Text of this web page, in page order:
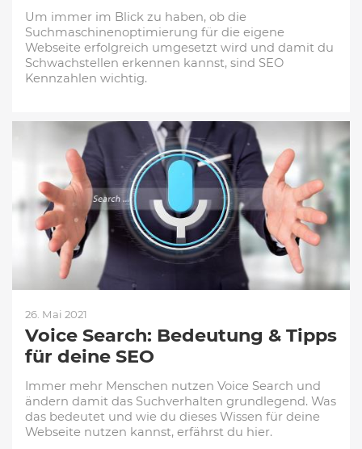
Um immer im Blick zu haben, ob die
Suchmaschinenoptimierung für die eigene
Webseite erfolgreich umgesetzt wird und damit du
Schwachstellen erkennen kannst, sind SEO
Kennzahlen wichtig.
26. Mai 2021
Voice Search: Bedeutung & Tipps
für deine SEO
Immer mehr Menschen nutzen Voice Search und
ändern damit das Suchverhalten grundlegend. Was
das bedeutet und wie du dieses Wissen für deine
Webseite nutzen kannst, erfährst du hier.